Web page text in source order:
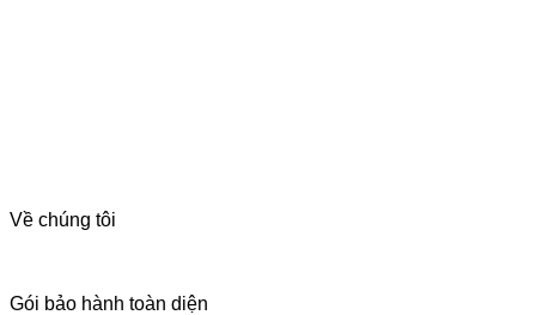
Về chúng tôi
Gói bảo hành toàn diện